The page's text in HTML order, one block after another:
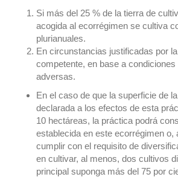
Si más del 25 % de la tierra de
acogida al ecorrégimen se cultiva
plurianuales.
En circunstancias justificadas por
competente, en base a
adversas.
En el caso de que la superficie de
declarada a los efectos de esta
10 hectáreas, la práctica podrá
establecida en este ecorrégimen o,
cumplir con el requisito de
en cultivar, al menos, dos cultivos
principal suponga más del 75 por